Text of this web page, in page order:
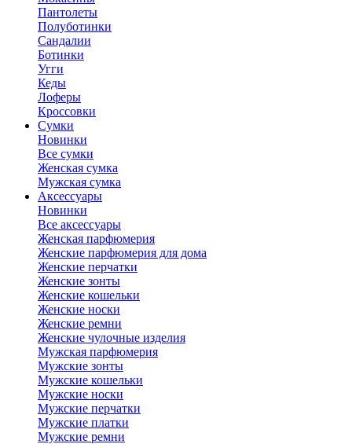
Пантолеты
Полуботинки
Сандалии
Ботинки
Угги
Кеды
Лоферы
Кроссовки
Сумки
Новинки
Все сумки
Женская сумка
Мужская сумка
Аксессуары
Новинки
Все аксессуары
Женская парфюмерия
Женские парфюмерия для дома
Женские перчатки
Женские зонты
Женские кошельки
Женские носки
Женские ремни
Женские чулочные изделия
Мужская парфюмерия
Мужские зонты
Мужские кошельки
Мужские носки
Мужские перчатки
Мужские платки
Мужские ремни